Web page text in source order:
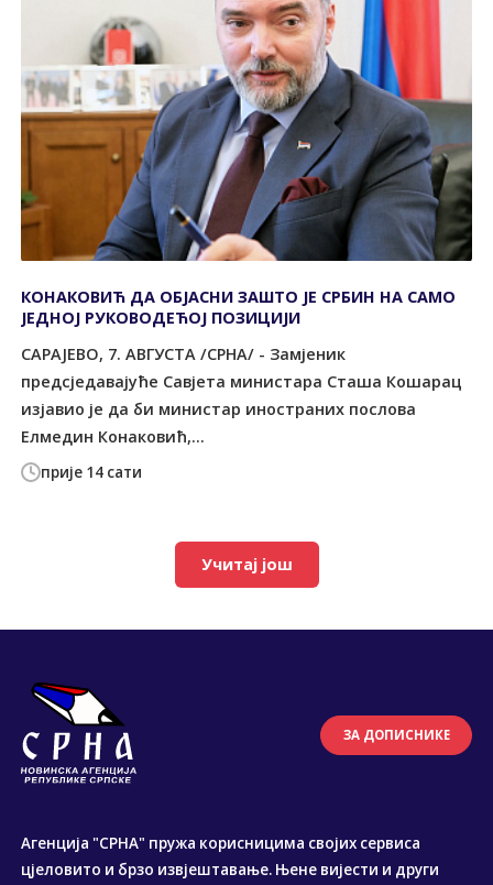
прије 14 сати
КОНАКОВИЋ ДА ОБЈАСНИ ЗАШТО ЈЕ СРБИН НА САМО
ЈЕДНОЈ РУКОВОДЕЋОЈ ПОЗИЦИЈИ
САРАЈЕВО, 7. АВГУСТА /СРНА/ - Замјеник
предсједавајуће Савјета министара Сташа Кошарац
изјавио је да би министар иностраних послова
Елмедин Конаковић,...
Учитај још
ЗА ДОПИСНИКЕ
Агенција "СРНА" пружа корисницима својих сервиса
цјеловито и брзо извјештавање. Њене вијести и други